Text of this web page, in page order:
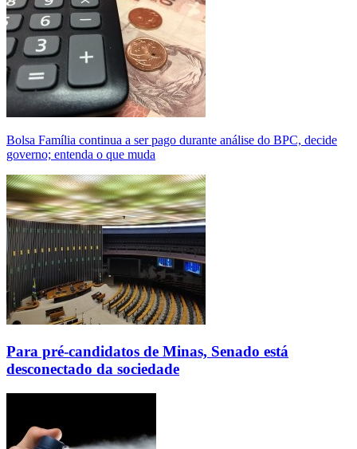
Bolsa Família continua a ser pago durante análise do BPC, decide
governo; entenda o que muda
Para pré-candidatos de Minas, Senado está
desconectado da sociedade